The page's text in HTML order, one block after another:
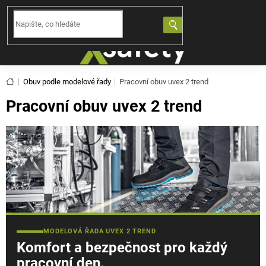
Přejít
obsah
Domů
Obuv podle modelové řady Pracovní obuv uvex 2 trend
Pracovní obuv uvex 2 trend
MODELOVÁ ŘADA UVEX 2 TREND
Komfort a bezpečnost pro každý